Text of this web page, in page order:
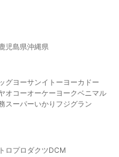
児島県沖縄県
グヨーサンイトーヨーカドー
オコーオーケー ヨークベニマル
スーパーいかり フジグラン
ロプロダクツDCM